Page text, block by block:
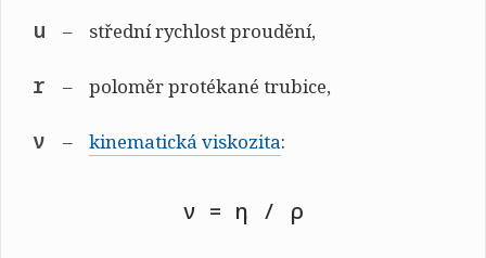
u střední rychlost proudění,
r poloměr protékané trubice,
ν kinematická viskozita:
ν = η / ρ